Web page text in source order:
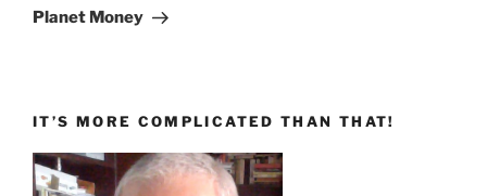
successivo
Planet Money
IT’S MORE COMPLICATED THAN THAT!